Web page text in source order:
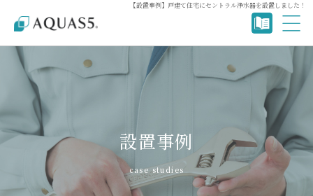
【設置事例】戸建て住宅にセントラル浄水器を設置しました！
設置事例
case studies